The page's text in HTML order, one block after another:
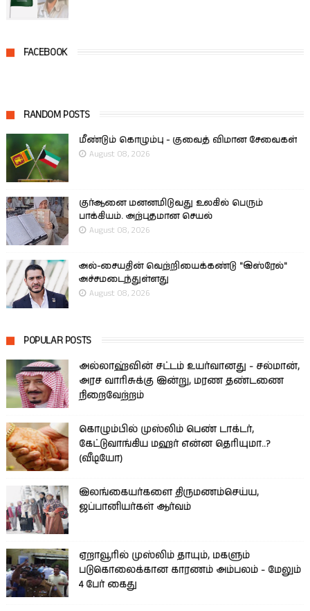
FACEBOOK
RANDOM POSTS
மீண்டும் கொழும்பு - குவைத் விமான சேவைகள்
August 08, 2026
குர்ஆனை மனனமிடுவது உலகில் பெரும்
பாக்கியம். அற்புதமான செயல்
August 08, 2026
அல்-சையதின் வெற்றியைக்கண்டு "இஸ்ரேல்"
அச்சமடைந்துள்ளது
August 08, 2026
POPULAR POSTS
அல்லாஹ்வின் சட்டம் உயர்வானது - சல்மான்,
அரச வாரிசுக்கு இன்று, மரண தண்டணை
நிறைவேற்றம்
கொழும்பில் முஸ்லிம் பெண் டாக்டர்,
கேட்டுவாங்கிய மஹர் என்ன தெரியுமா..?
(வீடியோ)
இலங்கையர்களை திருமணம்செய்ய,
ஜப்பானியர்கள் ஆர்வம்
ஏறாவூரில் முஸ்லிம் தாயும், மகளும்
படுகொலைக்கான காரணம் அம்பலம் - மேலும்
4 பேர் கைது